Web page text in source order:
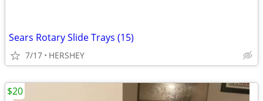
Sears Rotary Slide Trays (15)
7/17 HERSHEY
$20